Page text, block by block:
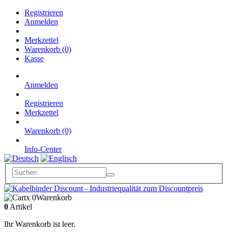
Registrieren
Anmelden
Merkzettel
Warenkorb (0)
Kasse
Anmelden
Registrieren
Merkzettel
Warenkorb (0)
Info-Center
x 0Warenkorb
0 Artikel
Ihr Warenkorb ist leer.